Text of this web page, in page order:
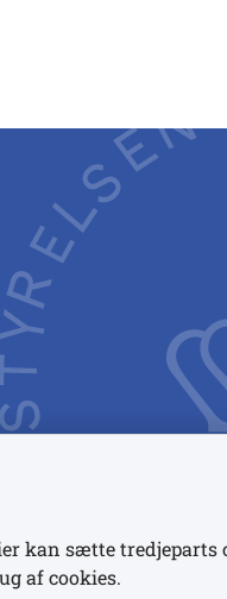
kan sætte tredjeparts
af cookies.